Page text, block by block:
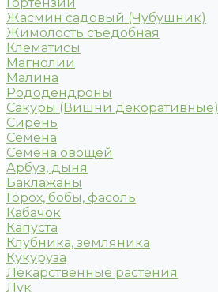
Жасмин садовый (Чубушник)
Жимолость съедобная
Клематисы
Магнолии
Малина
Рододендроны
Сакуры (Вишни декоративные)
Сирень
Семена
Семена овощей
Арбуз, дыня
Баклажаны
Горох, бобы, фасоль
Кабачок
Капуста
Клубника, земляника
Кукуруза
Лекарственные растения
Лук